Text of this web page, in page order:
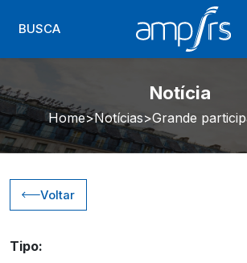
BUSCA
Notícia
Home Notícias
Voltar
Tipo: